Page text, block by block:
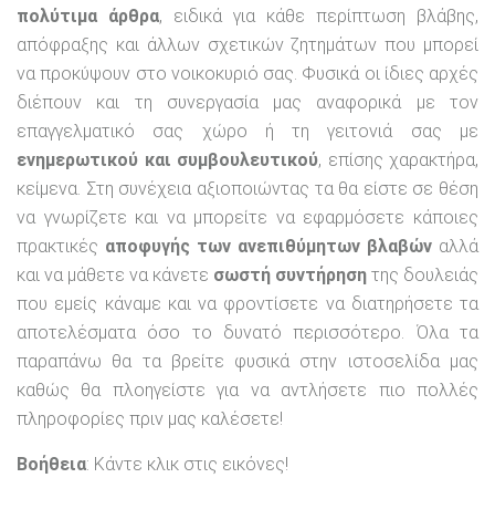
πολύτιμα άρθρα, ειδικά για κάθε περίπτωση βλάβης,
απόφραξης και άλλων σχετικών ζητημάτων που μπορεί
να προκύψουν στο νοικοκυριό σας. Φυσικά οι ίδιες αρχές
διέπουν και τη συνεργασία μας αναφορικά με τον
επαγγελματικό σας χώρο ή τη γειτονιά σας με
ενημερωτικού και συμβουλευτικού, επίσης χαρακτήρα,
κείμενα. Στη συνέχεια αξιοποιώντας τα θα είστε σε θέση
να γνωρίζετε και να μπορείτε να εφαρμόσετε κάποιες
πρακτικές αποφυγής των ανεπιθύμητων βλαβών αλλά
και να μάθετε να κάνετε σωστή συντήρηση της δουλειάς
που εμείς κάναμε και να φροντίσετε να διατηρήσετε τα
αποτελέσματα όσο το δυνατό περισσότερο. Όλα τα
παραπάνω θα τα βρείτε φυσικά στην ιστοσελίδα μας
καθώς θα πλοηγείστε για να αντλήσετε πιο πολλές
πληροφορίες πριν μας καλέσετε!
Βοήθεια: Κάντε κλικ στις εικόνες!